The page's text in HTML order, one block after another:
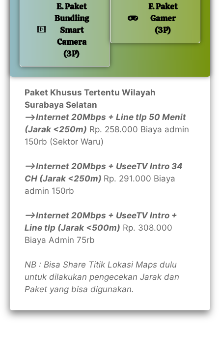
E. Paket
Bundling
Smart
Camera
(3P)
F. Paket
Gamer
(3P)
Paket Khusus Tertentu Wilayah
Surabaya Selatan
—>Internet 20Mbps + Line tlp 50 Menit
(Jarak <250m) Rp. 258.000 Biaya admin
150rb (Sektor Waru)
—>Internet 20Mbps + UseeTV Intro 34
CH (Jarak <250m) Rp. 291.000 Biaya
admin 150rb
—>Internet 20Mbps + UseeTV Intro +
Line tlp (Jarak <500m) Rp. 308.000
Biaya Admin 75rb
NB : Bisa Share Titik Lokasi Maps dulu
untuk dilakukan pengecekan Jarak dan
Paket yang bisa digunakan.